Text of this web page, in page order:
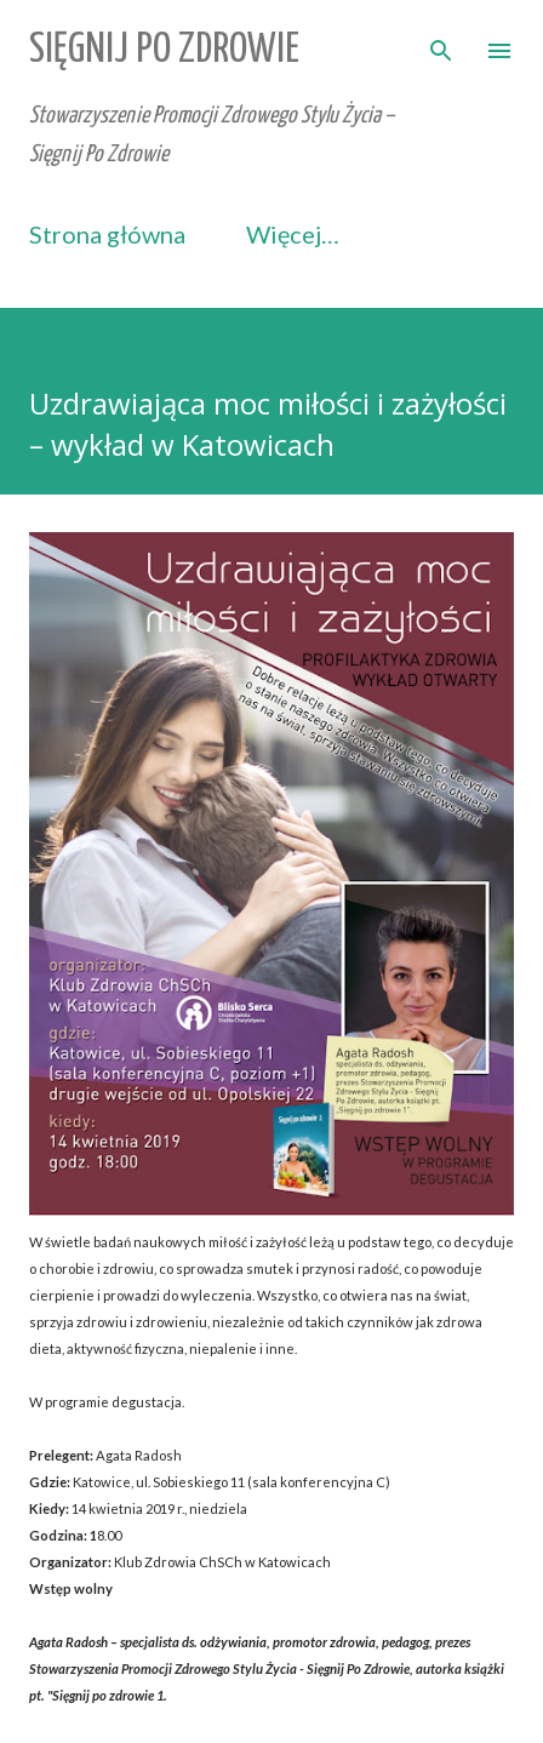
Przejdź do głównej zawartości
SIĘGNIJ PO ZDROWIE
Stowarzyszenie Promocji Zdrowego Stylu Życia –
Sięgnij Po Zdrowie
Strona główna Więcej…
Uzdrawiająca moc miłości i zażyłości
– wykład w Katowicach
W świetle badań naukowych miłość i zażyłość leżą u podstaw tego, co decyduje
o chorobie i zdrowiu, co sprowadza smutek i przynosi radość, co powoduje
cierpienie i prowadzi do wyleczenia. Wszystko, co otwiera nas na świat,
sprzyja zdrowiu i zdrowieniu, niezależnie od takich czynników jak zdrowa
dieta, aktywność fizyczna, niepalenie i inne.
W programie degustacja.
Prelegent:Agata Radosh
Gdzie:Katowice, ul. Sobieskiego 11 (sala konferencyjna C)
Kiedy: 14 kwietnia 2019 r., niedziela
Godzina: 18.00
Organizator:Klub Zdrowia ChSCh w Katowicach
Wstęp wolny
Agata Radosh – specjalista ds. odżywiania, promotor zdrowia, pedagog, prezes
Stowarzyszenia Promocji Zdrowego Stylu Życia - Sięgnij Po Zdrowie, autorka książki
pt. "Sięgnij po zdrowie 1.